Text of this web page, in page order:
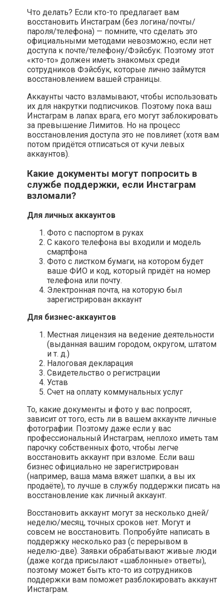
Что делать? Если кто-то предлагает вам
восстановить Инстаграм (без логина/почты/
пароля/телефона) — помните, что сделать это
официальными методами невозможно, если нет
доступа к почте/телефону/Фэйсбук. Поэтому этот
«кто-то» должен иметь знакомых среди
сотрудников Фэйсбук, которые лично займутся
восстановлением вашей страницы.
Аккаунты часто взламывают, чтобы использовать
их для накрутки подписчиков. Поэтому пока ваш
Инстаграм в лапах врага, его могут заблокировать
за превышение Лимитов. Но на процесс
восстановления доступа это не повлияет (хотя вам
потом придётся отписаться от кучи левых
аккаунтов).
Какие документы могут попросить в
службе поддержки, если Инстаграм
взломали?
Для личных аккаунтов
Фото с паспортом в руках
С какого телефона вы входили и модель
смартфона
Фото с листком бумаги, на котором будет
ваше ФИО и код, который придёт на номер
телефона или почту.
Электронная почта, на которую был
зарегистрирован аккаунт
Для бизнес-аккаунтов
Местная лицензия на ведение деятельности
(выданная вашим городом, округом, штатом
и т. д.)
Налоговая декларация
Свидетельство о регистрации
Устав
Счет на оплату коммунальных услуг
То, какие документы и фото у вас попросят,
зависит от того, есть ли в вашем аккаунте личные
фотографии. Поэтому даже если у вас
профессиональный Инстаграм, неплохо иметь там
парочку собственных фото, чтобы легче
восстановить аккаунт при взломе. Если ваш
бизнес официально не зарегистрирован
(например, ваша мама вяжет шапки, а вы их
продаёте), то лучше в службу поддержки писать на
восстановление как личный аккаунт.
Восстановить аккаунт могут за несколько дней/
неделю/месяц, точных сроков нет. Могут и
совсем не восстановить. Попробуйте написать в
поддержку несколько раз (с перерывом в
неделю-две). Заявки обрабатывают живые люди
(даже когда присылают «шаблонные» ответы),
поэтому может быть кто-то из сотрудников
поддержки вам поможет разблокировать аккаунт
Инстаграм.